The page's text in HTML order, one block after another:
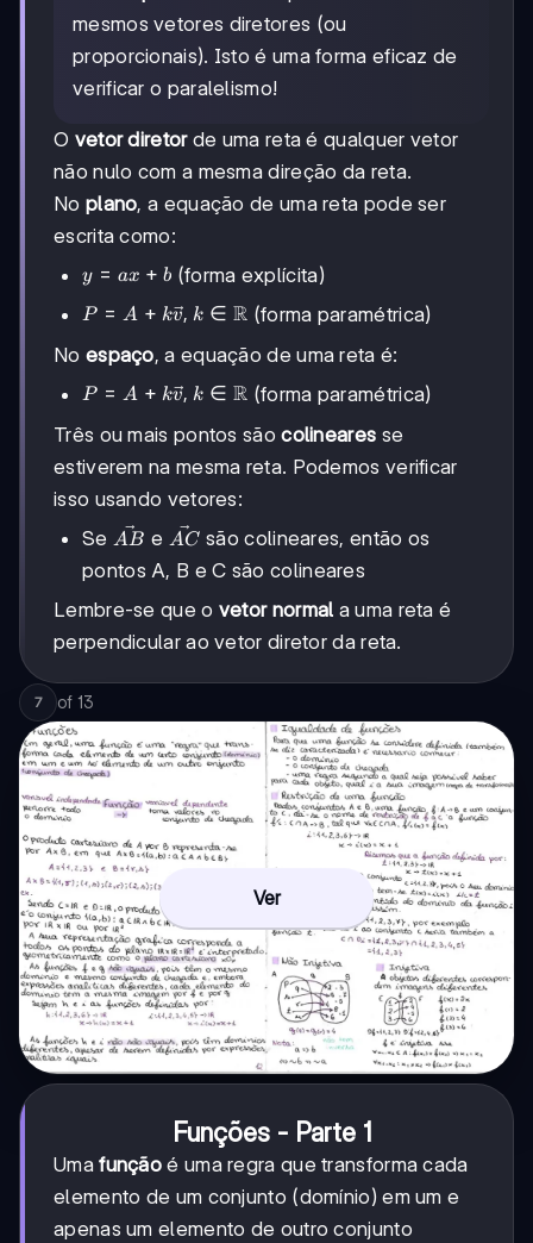
mesmos vetores diretores (ou
proporcionais). Isto é uma forma eficaz de
verificar o paralelismo!
O vetor diretorde uma reta é qualquer vetor
não nulo com a mesma direção da reta.
No plano, a equação de uma reta pode ser
escrita como:
y
ax
+
b
y = ax + b (forma explícita)
P = A +
\in
\mathbb{R}
P = A + kv, k ∈ R (forma paramétrica)
No espaço, a equação de uma reta é:
P = A +
\in
\mathbb{R}
P = A + kv, k ∈ R (forma paramétrica)
Três ou mais pontos sãocolineares se
estiverem na mesma reta. Podemos verificar
isso usando vetores:
Se \vec{AB}
AB e \vec{AC}
AC são colineares, então os
pontos A, B e C são colineares
Lembre-se que o vetor normal a uma reta é
perpendicular ao vetor diretor da reta.
7 of 13
Ver
Funções - Parte 1
Umafunção é uma regra que transforma cada
elemento de um conjunto (domínio) em um e
apenas um elemento de outro conjunto